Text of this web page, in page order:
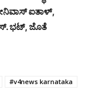
ಐತಾಳ್,
ಭಟ್, ಜೊತೆ
#v4news karnataka